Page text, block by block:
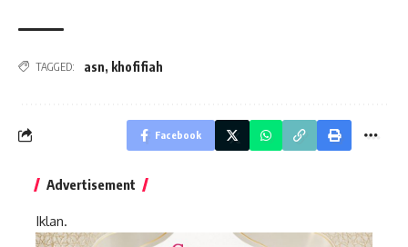
TAGGED: asn, khofifiah
Facebook
Advertisement
Iklan.